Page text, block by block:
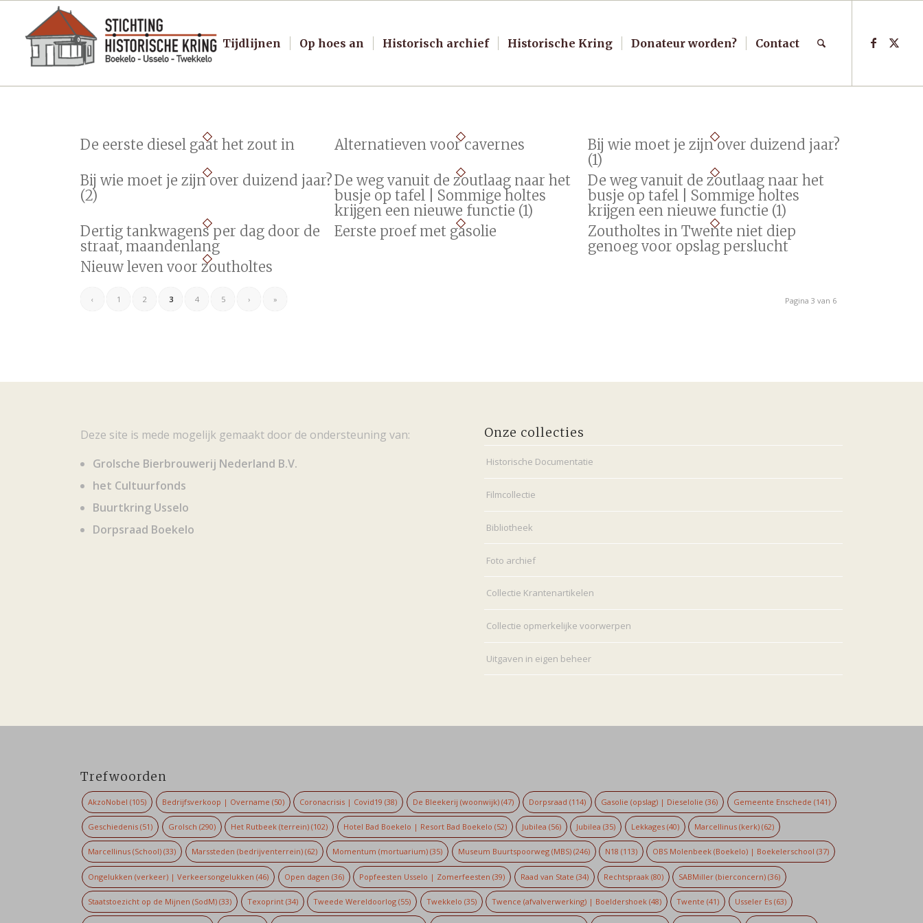
Tijdlijnen Op hoes an Historisch archief Historische Kring Donateur worden? Contact
De eerste diesel gaat het zout in Alternatieven voor cavernes
Bij wie moet je zijn over duizend jaar?
(1)
Bij wie moet je zijn over duizend jaar?
(2)
De weg vanuit de zoutlaag naar het
busje op tafel | Sommige holtes
krijgen een nieuwe functie (1)
De weg vanuit de zoutlaag naar het
busje op tafel | Sommige holtes
krijgen een nieuwe functie (1)
Dertig tankwagens per dag door de
straat, maandenlang
Eerste proef met gasolie
Zoutholtes in Twente niet diep
genoeg voor opslag perslucht
Nieuw leven voor zoutholtes
Pagina 3 van 6
‹ 1 2 3 4 5 › »
Deze site is mede mogelijk gemaakt door de ondersteuning van:
Grolsche Bierbrouwerij Nederland B.V.
het Cultuurfonds
Buurtkring Usselo
Dorpsraad Boekelo
Onze collecties
Historische Documentatie
Filmcollectie
Bibliotheek
Foto archief
Collectie Krantenartikelen
Collectie opmerkelijke voorwerpen
Uitgaven in eigen beheer
Trefwoorden
AkzoNobel (105) Bedrijfsverkoop | Overname (50) Coronacrisis | Covid19 (38) De Bleekerij (woonwijk)(47) Dorpsraad (114) Gasolie (opslag) | Dieselolie (36) Gemeente Enschede (141)
Geschiedenis (51) Grolsch (290) Het Rutbeek (terrein) (102) Hotel Bad Boekelo | Resort Bad Boekelo (52) Jubilea (56) Jubilea (35) Lekkages(40) Marcellinus (kerk) (62)
Marcellinus (School) (33) Marssteden (bedrijventerrein)(62) Momentum (mortuarium) (35) Museum Buurtspoorweg (MBS)(246) N18 (113) OBS Molenbeek (Boekelo) | Boekelerschool (37)
Ongelukken (verkeer) | Verkeersongelukken (46) Open dagen (36) Popfeesten Usselo | Zomerfeesten (39) Raad van State (34) Rechtspraak(80) SABMiller (bierconcern) (36)
Staatstoezicht op de Mijnen (SodM) (33) Texoprint(34) Tweede Wereldoorlog (55) Twekkelo (35) Twence (afvalverwerking) | Boeldershoek(48) Twente (41) Usseler Es(63)